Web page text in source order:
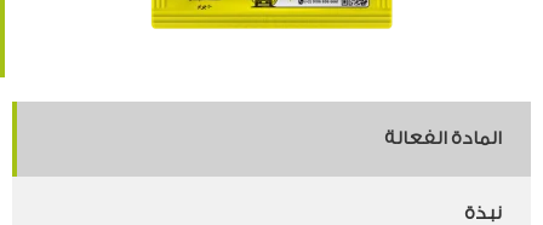
المادة الفعالة
نبذة